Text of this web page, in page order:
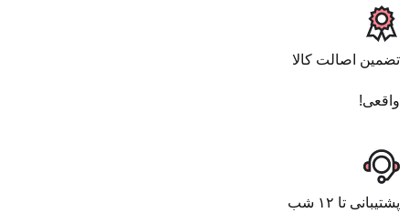
تضمین اصالت کالا
واقعی!
پشتیبانی تا ۱۲ شب